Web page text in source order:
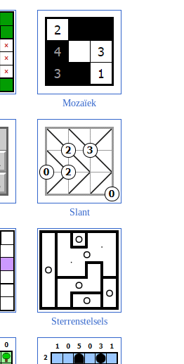
Mozaïek
Slant
Sterrenstelsels